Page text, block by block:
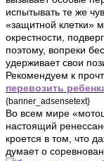
испытывать те же
«защитной клетки»
окрестности,
поэтому, вопреки
удерживает свои
Рекомендуем к
перевозить
{banner_adsensetext}
Во всем мире
настоящий
кроется в том, что
думает о